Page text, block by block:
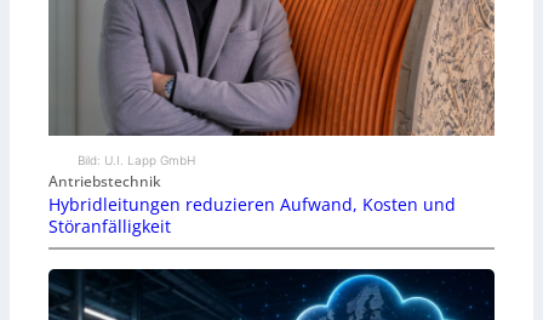
Bild: U.I. Lapp GmbH
Antriebstechnik
Hybridleitungen reduzieren Aufwand, Kosten und
Störanfälligkeit